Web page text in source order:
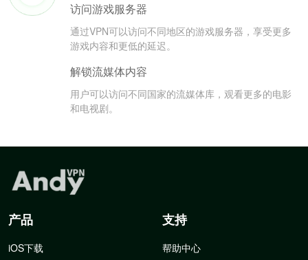
访问游戏服务器
通过VPN可以访问不同地区的游戏服务器，享受更多
游戏内容和更低的延迟。
解锁流媒体内容
用户可以访问不同国家的流媒体库，观看更多的电影
和电视剧。
产品
iOS下载
支持
帮助中心